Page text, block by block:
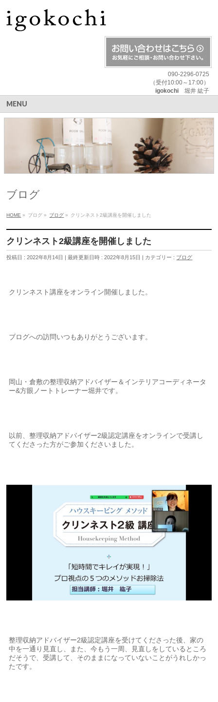
090-2296-0725
（受付10:00～17:00）
igokochi堀井 紘子
MENU
ブログ
HOME » ブログ » ブログ » クリンネスト2級講座を開催しました
クリンネスト2級講座を開催しました
投稿日 : 2022年8月14日 最終更新日時 : 2022年8月15日 カテゴリー : ブログ
クリンネスト講座をオンライン開催しました。
ブログへの訪問いつもありがとうございます。
岡山・倉敷の整理収納アドバイザー＆インテリアコーディネータ
ー&方眼ノートトレーナー堀井です。
以前、整理収納アドバイザー2級認定講座をオンラインで受講し
てくださった方がご参加くださいました。
整理収納アドバイザー2級認定講座を受けてくださった後、家の
中を一通り見直し、また、今もう一周、見直しをしているところ
だそうで、受講して、そのままになっていないことがうれしかっ
たです。